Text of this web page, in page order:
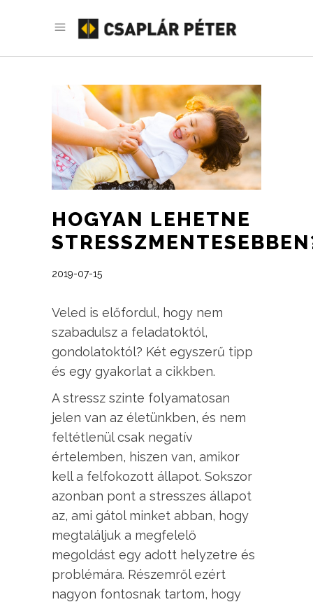
HOGYAN LEHETNE
2019-07-15
Veled is előfordul, hogy nem
szabadulsz a feladatoktól,
gondolatoktól? Két egyszerű tipp
és egy gyakorlat a cikkben.
A stressz szinte folyamatosan
jelen van az életünkben, és nem
feltétlenül csak negatív
értelemben, hiszen van, amikor
kell a felfokozott állapot. Sokszor
azonban pont a stresszes állapot
az, ami gátol minket abban, hogy
megtaláljuk a megfelelő
megoldást egy adott helyzetre és
problémára. Részemről ezért
nagyon fontosnak tartom, hogy